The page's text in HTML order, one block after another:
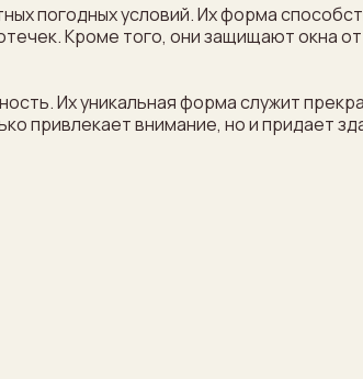
погодных условий. Их форма
Кроме того, они защищают окна
Их уникальная форма служит
привлекает внимание, но и придает